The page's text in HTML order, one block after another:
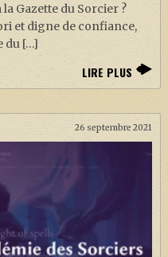
la Gazette du Sorcier ?
et digne de confiance,
du […]
LIRE PLUS
26 septembre 2021